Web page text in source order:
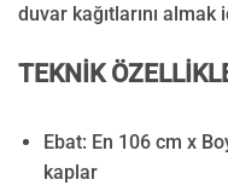
duvar kağıtlarını
TEKNİK
Ebat: En 106 cm x
kaplar